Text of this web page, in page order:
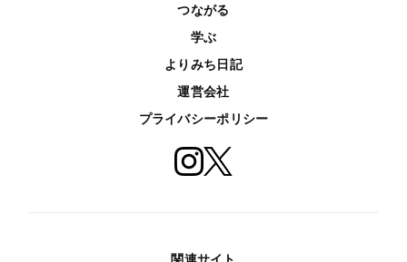
つながる
学ぶ
よりみち日記
運営会社
プライバシーポリシー